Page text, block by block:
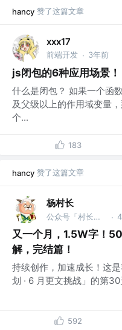
hancy 赞了这篇文章
xxx17
前端开发 · 3年前
js闭包的6种应用场景
什么是闭包？ 如果一个函
及父级以上的作用域变量
个...
183
hancy 赞了这篇文章
杨村长
公众号「村长学前端」 @B站「前端杨村长」 ·
又一个月，1.5W字！
解，完结篇！
持续创作，加速成长！这
划 · 6 月更文挑战」的第
592